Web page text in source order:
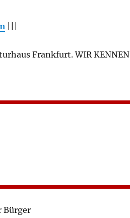
|||
Frankfurt. WIR KENNEN
Bürger